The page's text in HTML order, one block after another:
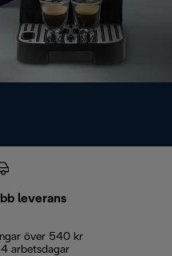
leverans
över 540 kr
arbetsdagar